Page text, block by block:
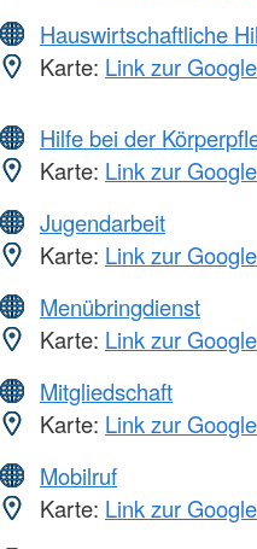
Hauswirtschaftliche
Karte: Link zur
Hilfe bei der
Karte: Link zur
Jugendarbeit
Karte: Link zur
Menübringdienst
Karte: Link zur
Mitgliedschaft
Karte: Link zur
Mobilruf
Karte: Link zur